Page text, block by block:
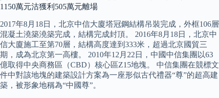
1150萬元沽獲利505萬元離場
2017年8月18日，北京中信大廈塔冠鋼結構吊裝完成，外框106層
混凝土澆築澆築完成，結構完成封頂。 2016年8月18日，北京中
信大廈施工至第70層，結構高度達到333米，超過北京國貿三
期，成為北京第一高樓。 2010年12月22日，中國中信集團以63
億取得中央商務區（CBD）核心區Z15地塊。 中信集團在競標文
件中對該地塊的建築設計方案為一座形似古代禮器“尊”的超高建
築，被形象地稱為“中國尊”。